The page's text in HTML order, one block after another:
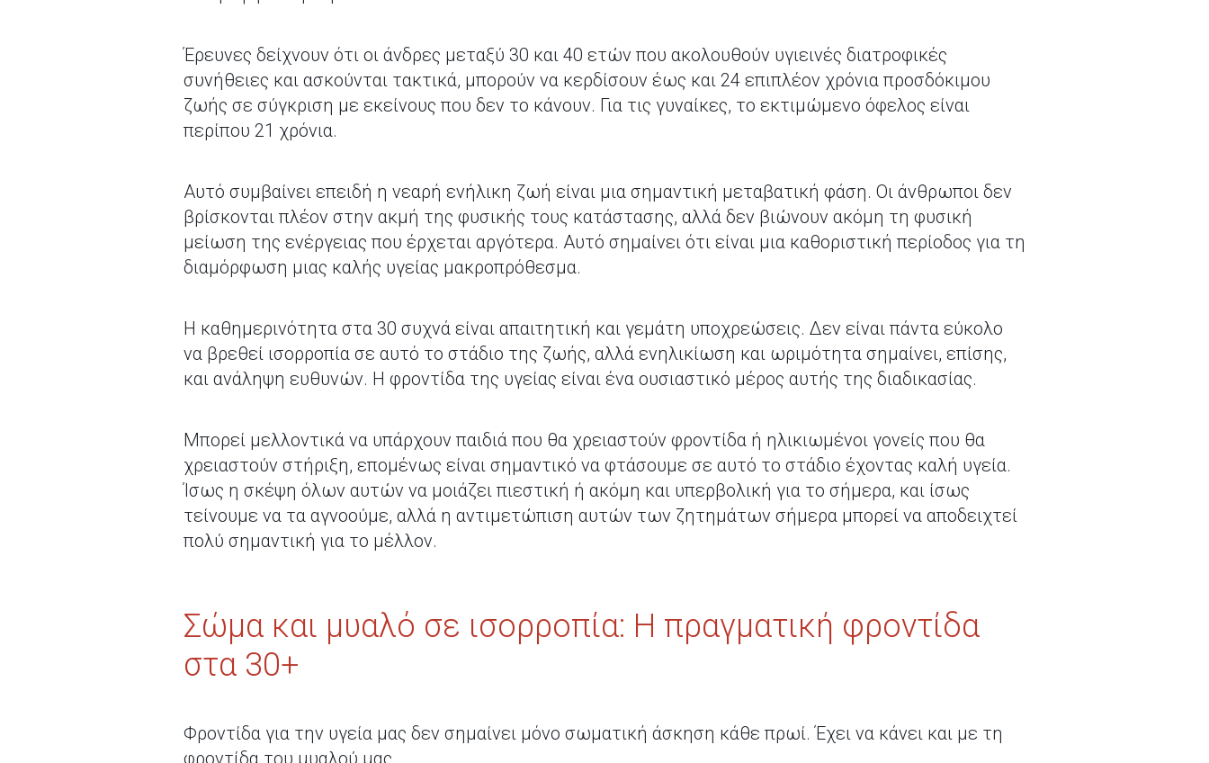
Έρευνες δείχνουν ότι οι άνδρες μεταξύ 30 και 40 ετών που ακολουθούν υγιεινές διατροφικές
συνήθειες και ασκούνται τακτικά, μπορούν να κερδίσουν έως και 24 επιπλέον χρόνια προσδόκιμου
ζωής σε σύγκριση με εκείνους που δεν το κάνουν. Για τις γυναίκες, το εκτιμώμενο όφελος είναι
περίπου 21 χρόνια.
Αυτό συμβαίνει επειδή η νεαρή ενήλικη ζωή είναι μια σημαντική μεταβατική φάση. Οι άνθρωποι δεν
βρίσκονται πλέον στην ακμή της φυσικής τους κατάστασης, αλλά δεν βιώνουν ακόμη τη φυσική
μείωση της ενέργειας που έρχεται αργότερα. Αυτό σημαίνει ότι είναι μια καθοριστική περίοδος για τη
διαμόρφωση μιας καλής υγείας μακροπρόθεσμα.
Η καθημερινότητα στα 30 συχνά είναι απαιτητική και γεμάτη υποχρεώσεις. Δεν είναι πάντα εύκολο
να βρεθεί ισορροπία σε αυτό το στάδιο της ζωής, αλλά ενηλικίωση και ωριμότητα σημαίνει, επίσης,
και ανάληψη ευθυνών. Η φροντίδα της υγείας είναι ένα ουσιαστικό μέρος αυτής της διαδικασίας.
Μπορεί μελλοντικά να υπάρχουν παιδιά που θα χρειαστούν φροντίδα ή ηλικιωμένοι γονείς που θα
χρειαστούν στήριξη, επομένως είναι σημαντικό να φτάσουμε σε αυτό το στάδιο έχοντας καλή υγεία.
Ίσως η σκέψη όλων αυτών να μοιάζει πιεστική ή ακόμη και υπερβολική για το σήμερα, και ίσως
τείνουμε να τα αγνοούμε, αλλά η αντιμετώπιση αυτών των ζητημάτων σήμερα μπορεί να αποδειχτεί
πολύ σημαντική για το μέλλον.
Σώμα και μυαλό σε ισορροπία: Η πραγματική φροντίδα
στα 30+
Φροντίδα για την υγεία μας δεν σημαίνει μόνο σωματική άσκηση κάθε πρωί. Έχει να κάνει και με τη
φροντίδα του μυαλού μας.